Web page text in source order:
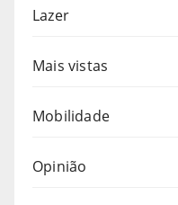
Lazer
Mais vistas
Mobilidade
Opinião